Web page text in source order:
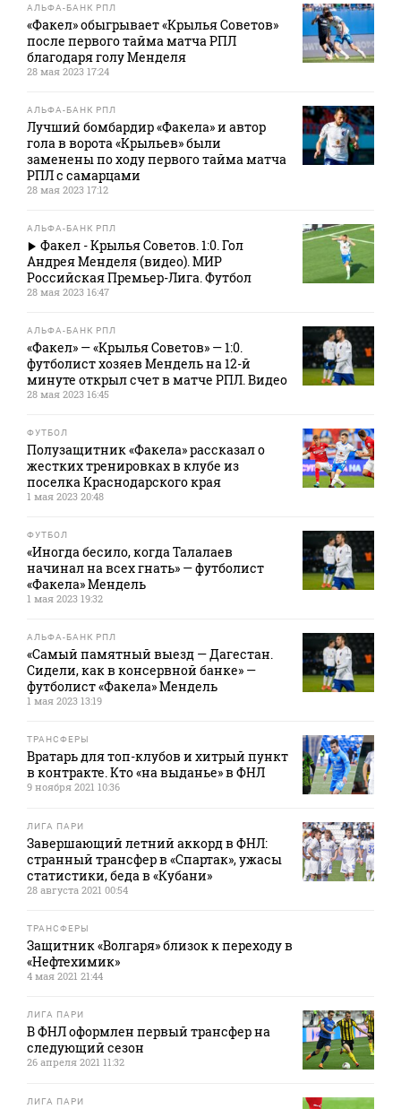
АЛЬФА-БАНК РПЛ
«Факел» обыгрывает «Крылья Советов»
после первого тайма матча РПЛ
благодаря голу Менделя
28 мая 2023 17:24
АЛЬФА-БАНК РПЛ
Лучший бомбардир «Факела» и автор
гола в ворота «Крыльев» были
заменены по ходу первого тайма матча
РПЛ с самарцами
28 мая 2023 17:12
АЛЬФА-БАНК РПЛ
Факел - Крылья Советов. 1:0. Гол
Андрея Менделя (видео). МИР
Российская Премьер-Лига. Футбол
28 мая 2023 16:47
АЛЬФА-БАНК РПЛ
«Факел» — «Крылья Советов» — 1:0.
футболист хозяев Мендель на 12-й
минуте открыл счет в матче РПЛ. Видео
28 мая 2023 16:45
ФУТБОЛ
Полузащитник «Факела» рассказал о
жестких тренировках в клубе из
поселка Краснодарского края
1 мая 2023 20:48
ФУТБОЛ
«Иногда бесило, когда Талалаев
начинал на всех гнать» — футболист
«Факела» Мендель
1 мая 2023 19:32
АЛЬФА-БАНК РПЛ
«Самый памятный выезд — Дагестан.
Сидели, как в консервной банке» —
футболист «Факела» Мендель
1 мая 2023 13:19
ТРАНСФЕРЫ
Вратарь для топ-клубов и хитрый пункт
в контракте. Кто «на выданье» в ФНЛ
9 ноября 2021 10:36
ЛИГА ПАРИ
Завершающий летний аккорд в ФНЛ:
странный трансфер в «Спартак», ужасы
статистики, беда в «Кубани»
28 августа 2021 00:54
ТРАНСФЕРЫ
Защитник «Волгаря» близок к переходу в
«Нефтехимик»
4 мая 2021 21:44
ЛИГА ПАРИ
В ФНЛ оформлен первый трансфер на
следующий сезон
26 апреля 2021 11:32
ЛИГА ПАРИ